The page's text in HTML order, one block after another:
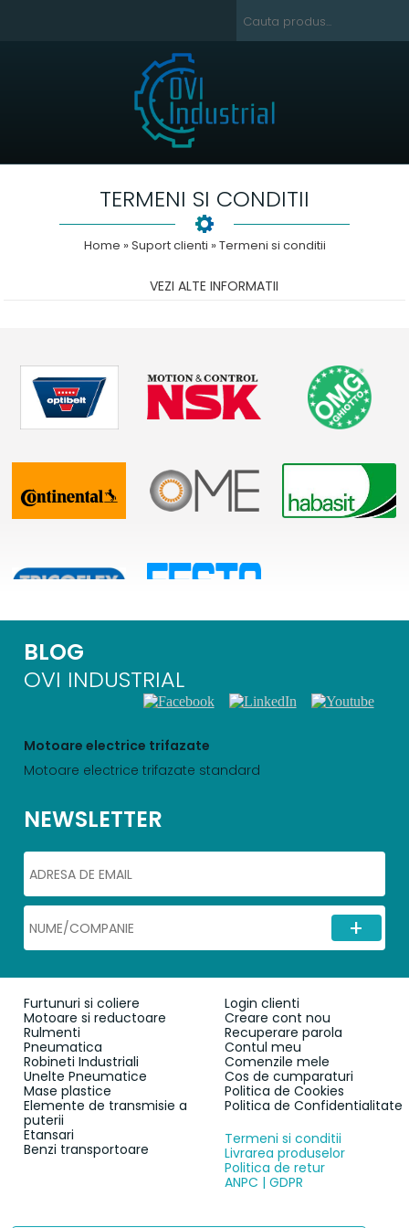
TERMENI SI CONDITII
Home » Suport clienti » Termeni si conditii
VEZI ALTE INFORMATII
BLOG
OVI INDUSTRIAL
Motoare electrice trifazate
Motoare electrice trifazate standard
NEWSLETTER
Furtunuri si coliere
Motoare si reductoare
Rulmenti
Pneumatica
Robineti Industriali
Unelte Pneumatice
Mase plastice
Elemente de transmisie a
puterii
Etansari
Benzi transportoare
Login clienti
Creare cont nou
Recuperare parola
Contul meu
Comenzile mele
Cos de cumparaturi
Politica de Cookies
Politica de Confidentialitate
Termeni si conditii
Livrarea produselor
Politica de retur
ANPC | GDPR